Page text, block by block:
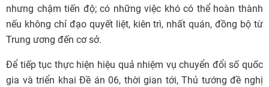
nhưng chậm tiến độ; có những việc khó có thể hoàn thành
nếu không chỉ đạo quyết liệt, kiên trì, nhất quán, đồng bộ từ
Trung ương đến cơ sở.
Để tiếp tục thực hiện hiệu quả nhiệm vụ chuyển đổi số quốc
gia và triển khai Đề án 06, thời gian tới, Thủ tướng đề nghị